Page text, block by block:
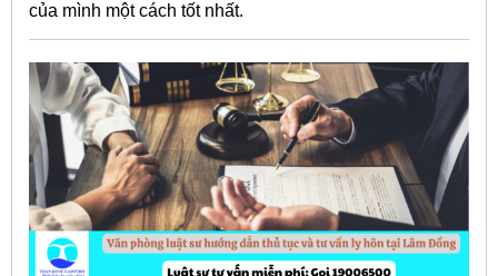
của mình một cách tốt nhất.